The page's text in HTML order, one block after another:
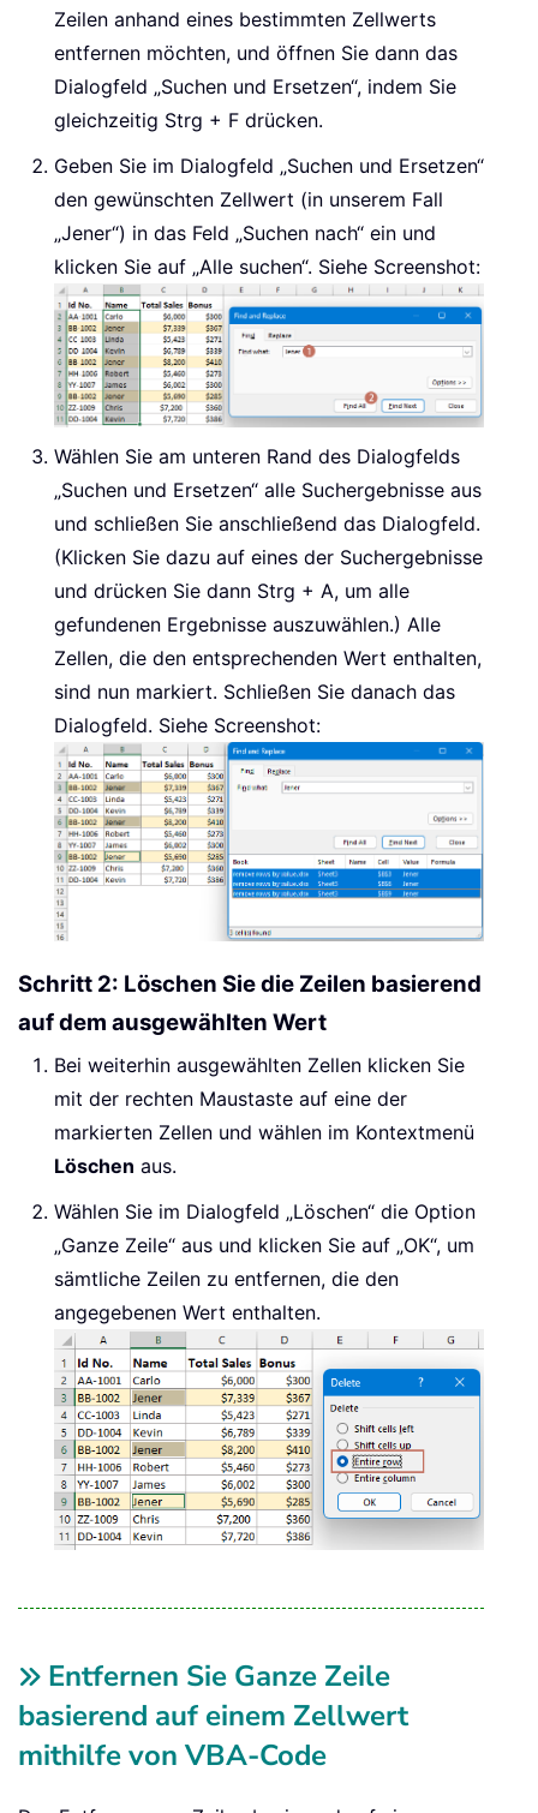
Zeilen anhand eines bestimmten Zellwerts
entfernen möchten, und öffnen Sie dann das
Dialogfeld „Suchen und Ersetzen“, indem Sie
gleichzeitig Strg + F drücken.
Geben Sie im Dialogfeld „Suchen und Ersetzen“
den gewünschten Zellwert (in unserem Fall
„Jener“) in das Feld „Suchen nach“ ein und
klicken Sie auf „Alle suchen“. Siehe Screenshot:
Wählen Sie am unteren Rand des Dialogfelds
„Suchen und Ersetzen“ alle Suchergebnisse aus
und schließen Sie anschließend das Dialogfeld.
(Klicken Sie dazu auf eines der Suchergebnisse
und drücken Sie dann Strg + A, um alle
gefundenen Ergebnisse auszuwählen.) Alle
Zellen, die den entsprechenden Wert enthalten,
sind nun markiert. Schließen Sie danach das
Dialogfeld. Siehe Screenshot:
Schritt 2: Löschen Sie die Zeilen basierend
auf dem ausgewählten Wert
Bei weiterhin ausgewählten Zellen klicken Sie
mit der rechten Maustaste auf eine der
markierten Zellen und wählen im Kontextmenü
Löschen aus.
Wählen Sie im Dialogfeld „Löschen“ die Option
„Ganze Zeile“ aus und klicken Sie auf „OK“, um
sämtliche Zeilen zu entfernen, die den
angegebenen Wert enthalten.
Entfernen Sie Ganze Zeile
basierend auf einem Zellwert
mithilfe von VBA-Code